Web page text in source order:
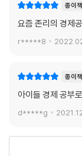
종이책
요즘 존리의 경제
r*****8
종이책
아이들 경제 공부
d*****g